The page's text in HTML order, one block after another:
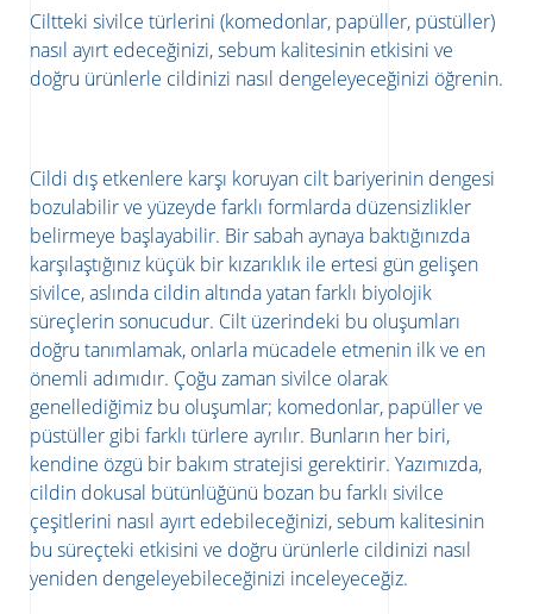
Ciltteki sivilce türlerini (komedonlar, papüller, püstüller)
nasıl ayırt edeceğinizi, sebum kalitesinin etkisini ve
doğru ürünlerle cildinizi nasıl dengeleyeceğinizi öğrenin.
Cildi dış etkenlere karşı koruyan cilt bariyerinin dengesi
bozulabilir ve yüzeyde farklı formlarda düzensizlikler
belirmeye başlayabilir. Bir sabah aynaya baktığınızda
karşılaştığınız küçük bir kızarıklık ile ertesi gün gelişen
sivilce, aslında cildin altında yatan farklı biyolojik
süreçlerin sonucudur. Cilt üzerindeki bu oluşumları
doğru tanımlamak, onlarla mücadele etmenin ilk ve en
önemli adımıdır. Çoğu zaman sivilce olarak
genellediğimiz bu oluşumlar; komedonlar, papüller ve
püstüller gibi farklı türlere ayrılır. Bunların her biri,
kendine özgü bir bakım stratejisi gerektirir. Yazımızda,
cildin dokusal bütünlüğünü bozan bu farklı sivilce
çeşitlerini nasıl ayırt edebileceğinizi, sebum kalitesinin
bu süreçteki etkisini ve doğru ürünlerle cildinizi nasıl
yeniden dengeleyebileceğinizi inceleyeceğiz.